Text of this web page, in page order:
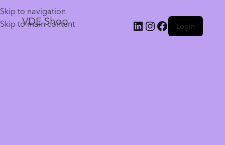
Skip to navigation
Skip to main content
VDE Shop Login